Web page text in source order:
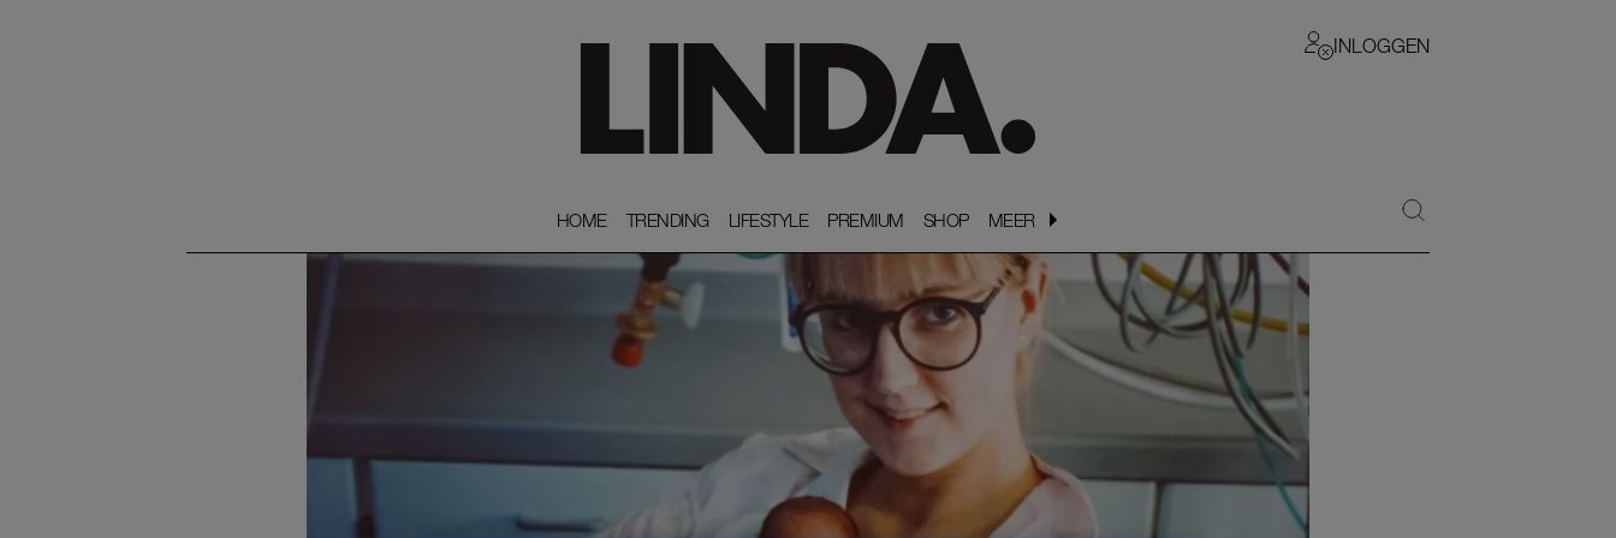
INLOGGEN
HOME
HOME TRENDING
TRENDING LIFESTYLE
LIFESTYLE PREMIUM
PREMIUM SHOP
SHOP MEER
MEER